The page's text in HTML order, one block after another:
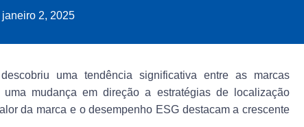
janeiro 2, 2025
uma tendência significativa entre as marcas
mudança em direção a estratégias de localização
da marca e o desempenho ESG destacam a crescente